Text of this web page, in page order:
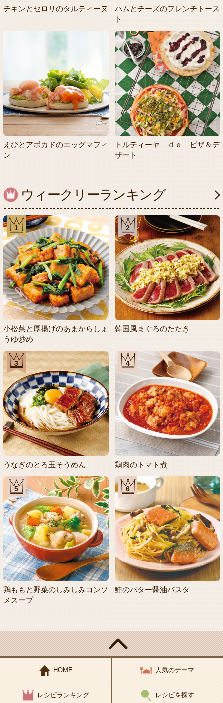
チキンとセロリのタルティーヌ
ハムとチーズのフレンチトース
ト
えびとアボカドのエッグマフィ
ン
トルティーヤ ｄｅ ピザ＆デ
ザート
ウィークリーランキング
1
小松菜と厚揚げのあまからしょ
うゆ炒め
2
韓国風まぐろのたたき
3
うなぎのとろ玉そうめん
4
鶏肉のトマト煮
5
鶏ももと野菜のしみしみコンソ
メスープ
6
鮭のバター醤油パスタ
HOME 人気のテーマ
レシピランキング レシピを探す